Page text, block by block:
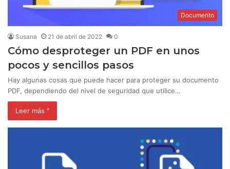
Documento
Susana 21 de abril de 2022 0
Cómo desproteger un PDF en unos
pocos y sencillos pasos
Hay algunas cosas que puede hacer para proteger su documento
PDF, dependiendo del nivel de seguridad que utilice…
Leer más "